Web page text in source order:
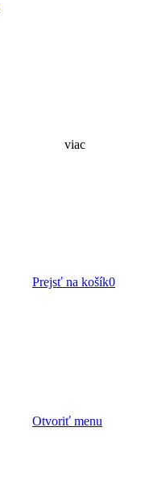
viac
Prejsť na košík0
Otvoriť menu